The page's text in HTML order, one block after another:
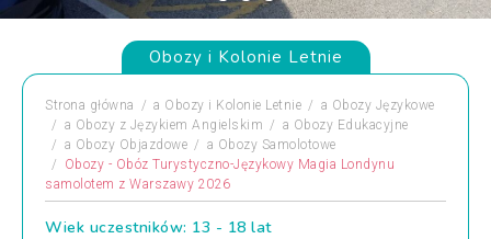
Obozy i Kolonie Letnie
Strona główna a Obozy i Kolonie Letnie a Obozy Językowe
a Obozy z Językiem Angielskim a Obozy Edukacyjne
a Obozy Objazdowe a Obozy Samolotowe
Obozy - Obóz Turystyczno-Językowy Magia Londynu
samolotem z Warszawy 2026
Wiek uczestników: 13 - 18 lat